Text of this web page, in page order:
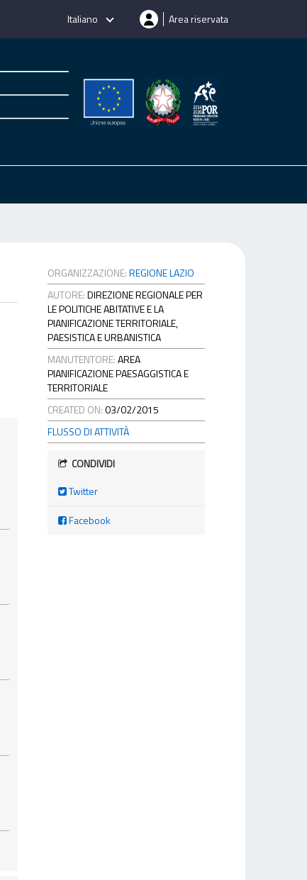
Italiano Area riservata
ORGANIZZAZIONE:REGIONE LAZIO
AUTORE:DIREZIONE REGIONALE PER
LE POLITICHE ABITATIVE E LA
PIANIFICAZIONE TERRITORIALE,
PAESISTICA E URBANISTICA
MANUTENTORE:AREA
PIANIFICAZIONE PAESAGGISTICA E
TERRITORIALE
CREATED ON:03/02/2015
FLUSSO DI ATTIVITÀ
CONDIVIDI
Twitter
Facebook